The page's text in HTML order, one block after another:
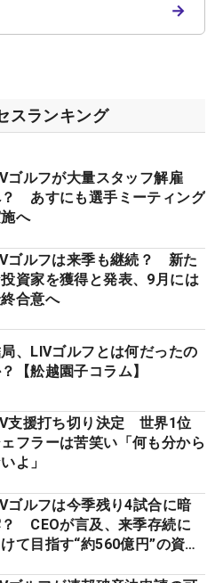
→
スランキング
ゴルフが大量スタッフ解雇
あすにも選手ミーティング
へ
ゴルフは来季も継続？ 新た
資家を獲得と発表、9月には
合意へ
、LIVゴルフとは何だったの
【舩越園子コラム】
支援打ち切り決定 世界1位
フラーは苦笑い「何も分から
よ」
ゴルフは今季残り4試合に暗
CEOが言及、来季存続に
て目指す“約560億円”の資金